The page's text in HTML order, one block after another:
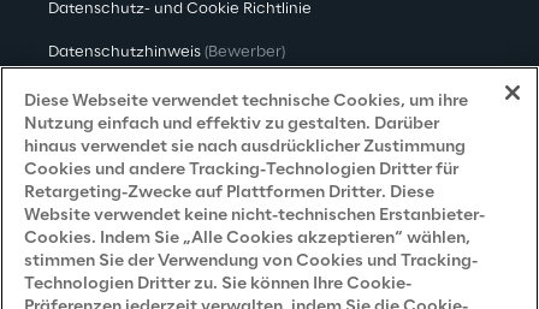
Datenschutz- und Cookie Richtlinie
Datenschutzhinweis (Bewerber)
Datenschutzhinweis(Kunden)
Datenschutzhinweis (Dienstleister)
(Marketing)
Grundsatzerklärung - LKSG(Deutschland)
Accessibility Statement
Diese Webseite verwendet technische Cookies, um ihre
Nutzung einfach und effektiv zu gestalten. Darüber
hinaus verwendet sie nach ausdrücklicher Zustimmung
Cookies und andere Tracking-Technologien Dritter für
Retargeting-Zwecke auf Plattformen Dritter. Diese
Website verwendet keine nicht-technischen Erstanbieter-
Cookies. Indem Sie „Alle Cookies akzeptieren“ wählen,
stimmen Sie der Verwendung von Cookies und Tracking-
Technologien Dritter zu. Sie können Ihre Cookie-